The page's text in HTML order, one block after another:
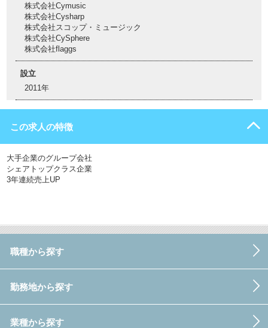
株式会社Cymusic
株式会社Cysharp
株式会社スコップ・ミュージック
株式会社CySphere
株式会社flaggs
設立
2011年
この求人の特徴
大手企業のグループ会社
シェアトップクラス企業
3年連続売上UP
職種から探す
勤務地から探す
業種から探す